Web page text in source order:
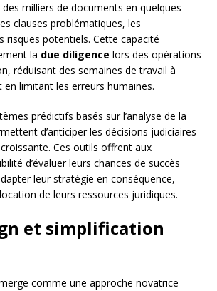
milliers de documents en quelques
clauses problématiques, les
risques potentiels. Cette capacité
la due diligence lors des opérations
réduisant des semaines de travail à
limitant les erreurs humaines.
prédictifs basés sur l’analyse de la
d’anticiper les décisions judiciaires
Ces outils offrent aux
d’évaluer leurs chances de succès
leur stratégie en conséquence,
de leurs ressources juridiques.
et simplification
comme une approche novatrice